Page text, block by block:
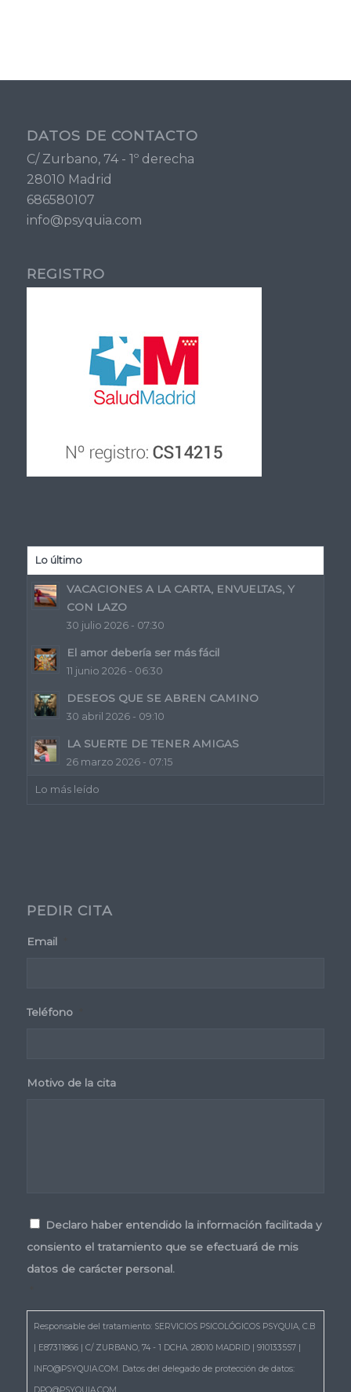
DATOS DE CONTACTO
C/ Zurbano, 74 - 1º derecha
28010 Madrid
686580107
info@psyquia.com
REGISTRO
Lo último
VACACIONES A LA CARTA, ENVUELTAS, Y
CON LAZO
30 julio 2026 - 07:30
El amor debería ser más fácil
11 junio 2026 - 06:30
DESEOS QUE SE ABREN CAMINO
30 abril 2026 - 09:10
LA SUERTE DE TENER AMIGAS
26 marzo 2026 - 07:15
Lo más leído
PEDIR CITA
Email
Teléfono
Motivo de la cita
Consentimiento
Declaro haber entendido la información facilitada y
consiento el tratamiento que se efectuará de mis
datos de carácter personal.
Responsable del tratamiento: SERVICIOS PSICOLÓGICOS PSYQUIA, C.B
| E87311866 | C/ ZURBANO, 74 - 1 DCHA. 28010 MADRID | 910133557 |
INFO@PSYQUIA.COM. Datos del delegado de protección de datos: